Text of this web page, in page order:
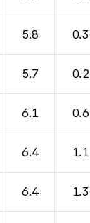
5.8 0.3
5.7 0.2
6.1 0.6
6.4 1.1
6.4 1.3